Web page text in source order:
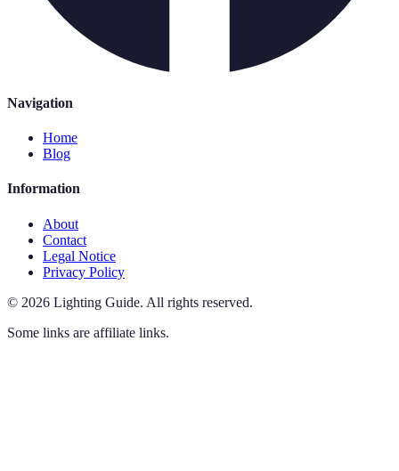
Navigation
Home
Blog
Information
About
Contact
Legal Notice
Privacy Policy
© 2026 Lighting Guide. All rights reserved.
Some links are affiliate links.